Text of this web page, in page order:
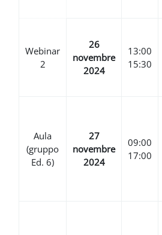
Webinar
2
26
novembre
2024
13:00
15:30
Aula
(gruppo
Ed. 6)
27
novembre
2024
09:00
17:00